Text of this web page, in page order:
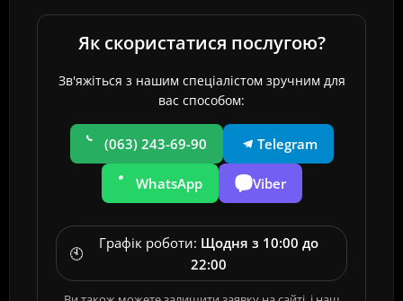
Як скористатися послугою?
Зв'яжіться з нашим спеціалістом зручним для
вас способом:
(063) 243-69-90 Telegram
WhatsApp Viber
🕙
Графік роботи: Щодня з 10:00 до
22:00